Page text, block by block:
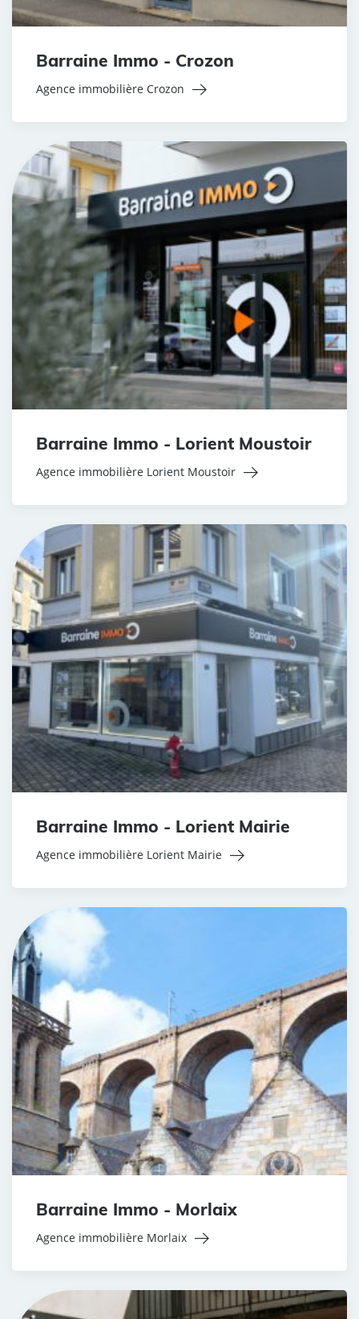
Barraine Immo - Crozon
Agence immobilière Crozon
Barraine Immo - Lorient Moustoir
Agence immobilière Lorient Moustoir
Barraine Immo - Lorient Mairie
Agence immobilière Lorient Mairie
Barraine Immo - Morlaix
Agence immobilière Morlaix